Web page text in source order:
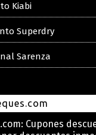
Kiabi
Superdry
Sarenza
Cupones